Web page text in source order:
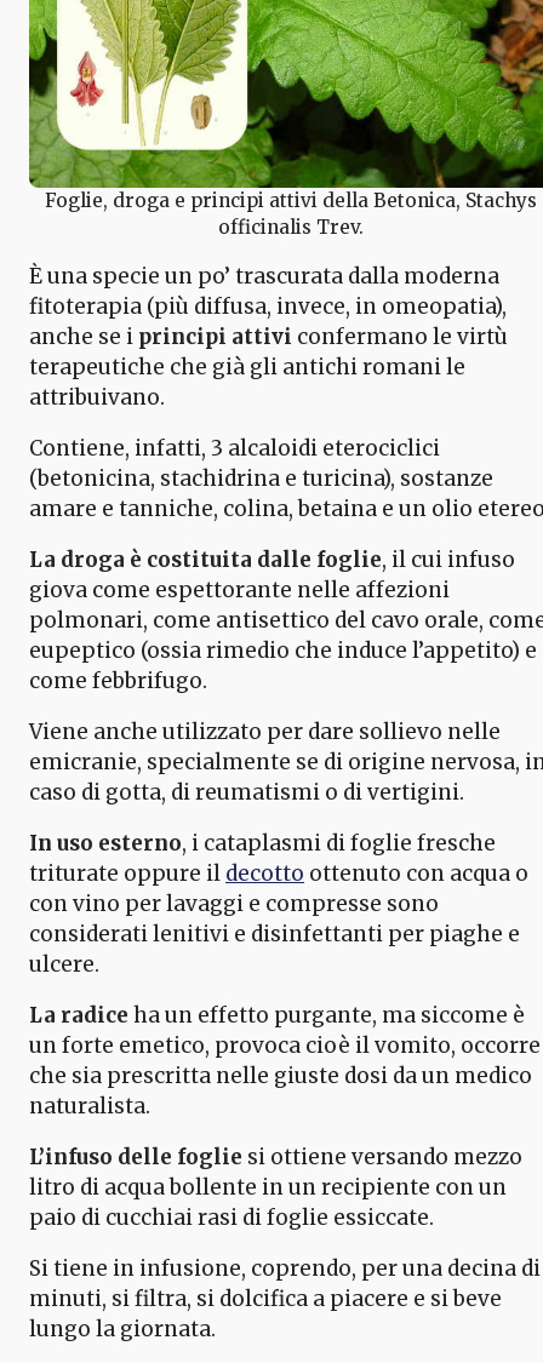
Foglie, droga e principi attivi della Betonica, Stachys
officinalis Trev.
È una specie un po’ trascurata dalla moderna
fitoterapia (più diffusa, invece, in omeopatia),
anche se i principi attivi confermano le virtù
terapeutiche che già gli antichi romani le
attribuivano.
Contiene, infatti, 3 alcaloidi eterociclici
(betonicina, stachidrina e turicina), sostanze
amare e tanniche, colina, betaina e un olio
La droga è costituita dalle foglie, il cui infuso
giova come espettorante nelle affezioni
polmonari, come antisettico del cavo orale,
eupeptico (ossia rimedio che induce l’appetito) e
come febbrifugo.
Viene anche utilizzato per dare sollievo nelle
emicranie, specialmente se di origine nervosa,
caso di gotta, di reumatismi o di vertigini.
In uso esterno, i cataplasmi di foglie fresche
triturate oppure il decotto ottenuto con acqua o
con vino per lavaggi e compresse sono
considerati lenitivi e disinfettanti per piaghe e
ulcere.
La radice ha un effetto purgante, ma siccome è
un forte emetico, provoca cioè il vomito, occorre
che sia prescritta nelle giuste dosi da un medico
naturalista.
L’infuso delle foglie si ottiene versando mezzo
litro di acqua bollente in un recipiente con un
paio di cucchiai rasi di foglie essiccate.
Si tiene in infusione, coprendo, per una decina di
minuti, si filtra, si dolcifica a piacere e si beve
lungo la giornata.